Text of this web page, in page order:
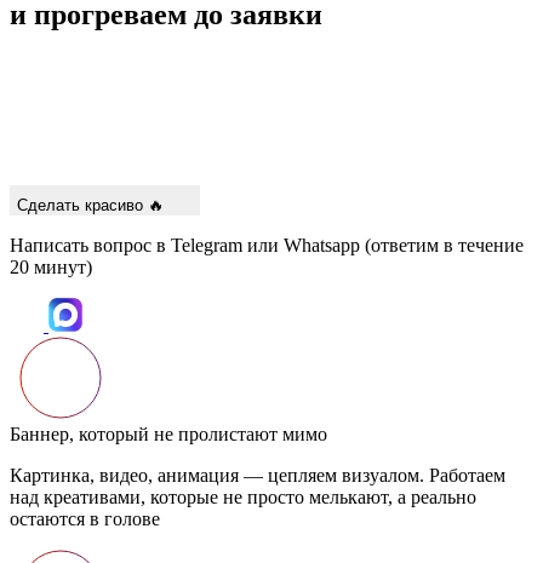
и прогреваем до заявки
Сделать красиво 🔥
Написать вопрос в Telegram или Whatsapp (ответим в течение
20 минут)
Баннер, который не пролистают мимо
Картинка, видео, анимация — цепляем визуалом. Работаем
над креативами, которые не просто мелькают, а реально
остаются в голове